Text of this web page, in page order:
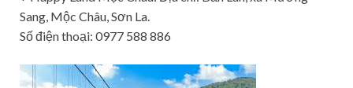
Sang, Mộc Châu, Sơn La.
Số điện thoại: 0977 588 886